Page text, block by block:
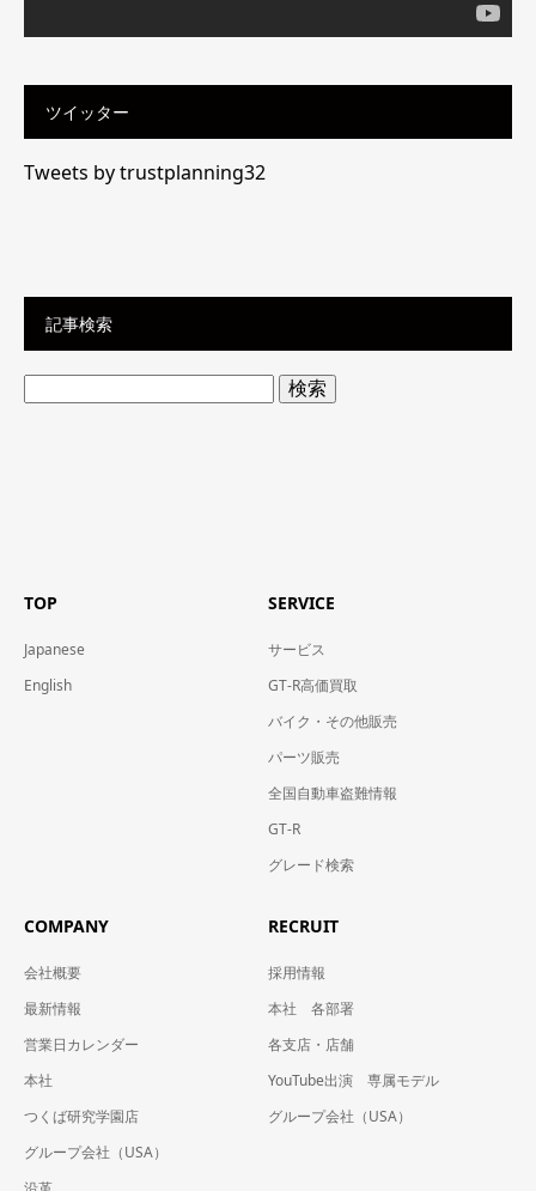
ツイッター
Tweets by trustplanning32
記事検索
検
索:
TOP
Japanese
English
SERVICE
サービス
GT-R高価買取
バイク・その他販売
パーツ販売
全国自動車盗難情報
GT-R
グレード検索
COMPANY
会社概要
最新情報
営業日カレンダー
本社
つくば研究学園店
グループ会社（USA）
RECRUIT
採用情報
本社 各部署
各支店・店舗
YouTube出演 専属モデル
グループ会社（USA）